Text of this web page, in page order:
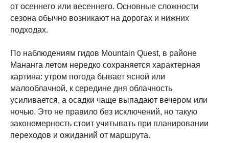
от осеннего или весеннего. Основные сложности
сезона обычно возникают на дорогах и нижних
подходах.
По наблюдениям гидов Mountain Quest, в районе
Мананга летом нередко сохраняется характерная
картина: утром погода бывает ясной или
малооблачной, к середине дня облачность
усиливается, а осадки чаще выпадают вечером или
ночью. Это не правило без исключений, но такую
закономерность стоит учитывать при планировании
переходов и ожиданий от маршрута.